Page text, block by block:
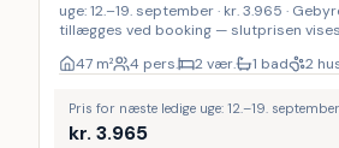
uge: 12.–19. september · kr. 3.965 ·
tillægges ved booking — slutprisen
47 m² 4 pers. 2 vær. 1 bad 2
Pris for næste ledige uge: 12.–19. september
kr. 3.965